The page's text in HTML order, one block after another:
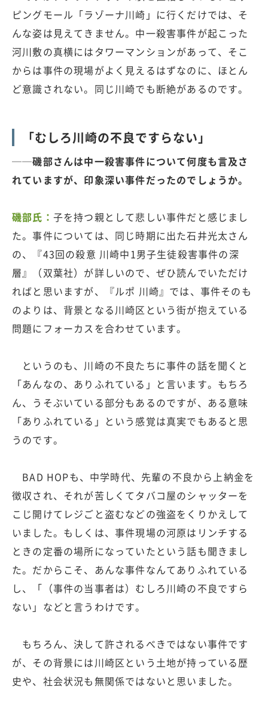
ピングモール「ラゾーナ川崎」に行くだけでは、そ
んな姿は見えてきません。中一殺害事件が起こった
河川敷の真横にはタワーマンションがあって、そこ
からは事件の現場がよく見えるはずなのに、ほとん
ど意識されない。同じ川崎でも断絶があるのです。
「むしろ川崎の不良ですらない」
──磯部さんは中一殺害事件について何度も言及さ
れていますが、印象深い事件だったのでしょうか。
磯部氏： 子を持つ親として悲しい事件だと感じまし
た。事件については、同じ時期に出た石井光太さん
の、『43回の殺意 川崎中1男子生徒殺害事件の深
層』（双葉社）が詳しいので、ぜひ読んでいただけ
ればと思いますが、『ルポ 川崎』では、事件そのも
のよりは、背景となる川崎区という街が抱えている
問題にフォーカスを合わせています。
というのも、川崎の不良たちに事件の話を聞くと
「あんなの、ありふれている」と言います。もちろ
ん、うそぶいている部分もあるのですが、ある意味
「ありふれている」という感覚は真実でもあると思
うのです。
BAD HOPも、中学時代、先輩の不良から上納金を
徴収され、それが苦しくてタバコ屋のシャッターを
こじ開けてレジごと盗むなどの強盗をくりかえして
いました。もしくは、事件現場の河原はリンチする
ときの定番の場所になっていたという話も聞きまし
た。だからこそ、あんな事件なんてありふれている
し、「（事件の当事者は）むしろ川崎の不良ですら
ない」などと言うわけです。
もちろん、決して許されるべきではない事件です
が、その背景には川崎区という土地が持っている歴
史や、社会状況も無関係ではないと思いました。